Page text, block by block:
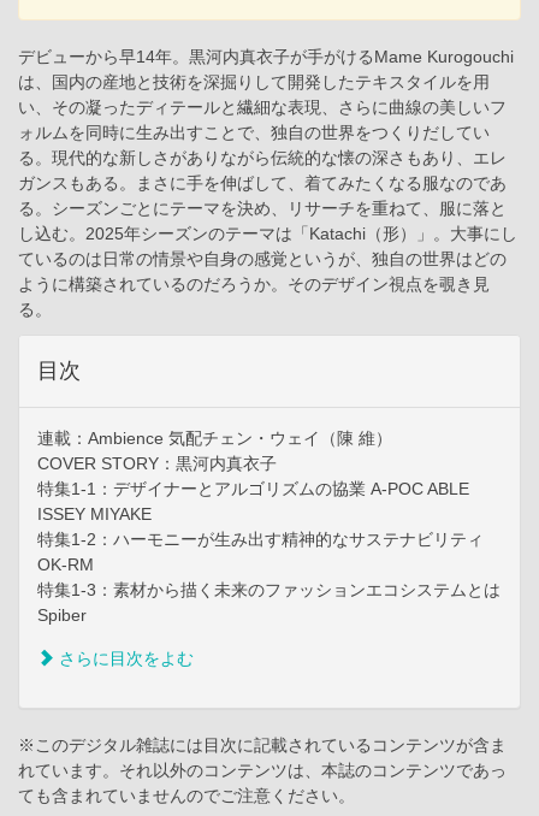
デビューから早14年。黒河内真衣子が手がけるMame Kurogouchi
は、国内の産地と技術を深掘りして開発したテキスタイルを用
い、その凝ったディテールと繊細な表現、さらに曲線の美しいフ
ォルムを同時に生み出すことで、独自の世界をつくりだしてい
る。現代的な新しさがありながら伝統的な懐の深さもあり、エレ
ガンスもある。まさに手を伸ばして、着てみたくなる服なのであ
る。シーズンごとにテーマを決め、リサーチを重ねて、服に落と
し込む。2025年シーズンのテーマは「Katachi（形）」。大事にし
ているのは日常の情景や自身の感覚というが、独自の世界はどの
ように構築されているのだろうか。そのデザイン視点を覗き見
る。
目次
連載：Ambience 気配チェン・ウェイ（陳 維）
COVER STORY：黒河内真衣子
特集1-1：デザイナーとアルゴリズムの協業 A-POC ABLE
ISSEY MIYAKE
特集1-2：ハーモニーが生み出す精神的なサステナビリティ
OK-RM
特集1-3：素材から描く未来のファッションエコシステムとは
Spiber
さらに目次をよむ
※このデジタル雑誌には目次に記載されているコンテンツが含ま
れています。それ以外のコンテンツは、本誌のコンテンツであっ
ても含まれていませんのでご注意ください。